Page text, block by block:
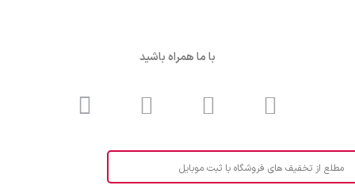
با ما همراه باشید
مطلع از تخفیف های فروشگاه با ثبت موبایل